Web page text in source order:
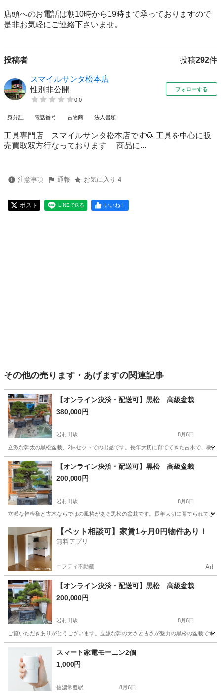
店頭へのお電話は朝10時から19時まで承っておりますので
是非お気軽にご連絡下さいませ。
投稿者 投稿292件
スマイルサンタ松本店
性別非公開
0.0
フォローする
身分証 電話番号 古物商 法人書類
工具専門店 スマイルサンタ松本店です🐶 工具を中心に販
売買取双方行なっております 商品に...
注意事項 通報 お気に入り 4
ポスト LINEで送る いいね！
その他の売ります・あげますの関連記事
【オンライン決済・配送可】黒松 高級盆栽
380,000円
岩村田駅 8月6日
立派な幹太の黒松盆栽、2鉢セットでの出品です。長年大切に育ててきた古木で、樹
長野 佐久市 岩村田駅 その他 古木
【オンライン決済・配送可】黒松 高級盆栽
200,000円
岩村田駅 8月6日
立派な幹模様と古木ならではの風格がある黒松の盆栽です。長年大切に育てられてき
佐久市 岩村田駅 その他
【ペット相談可】家賃1ヶ月0円物件あり！
無料アプリ
ニフティ不動産 Ad
【オンライン決済・配送可】黒松 高級盆栽
200,000円
岩村田駅 8月6日
ご覧いただきありがとうございます。立派な幹の太さと古さが魅力の黒松の盆栽です
岩村田駅 その他 古木
スマート家電モーニン2個
1,000円
信濃常盤駅 8月6日